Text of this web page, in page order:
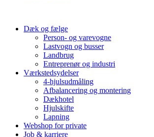
Dæk og fælge
Person- og varevogne
Lastvogn og busser
Landbrug
Entreprenør og industri
Værkstedsydelser
4-hjulsudmåling
Afbalancering og montering
Dækhotel
Hjulskifte
Lapning
Webshop for private
Job & karriere